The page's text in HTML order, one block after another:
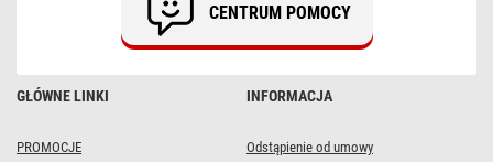
GŁÓWNE LINKI
PROMOCJE
INFORMACJA
Odstąpienie od umowy
CENTRUM POMOCY